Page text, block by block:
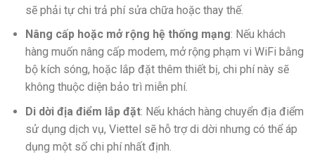
sẽ phải tự chi trả phí sửa chữa hoặc thay thế.
Nâng cấp hoặc mở rộng hệ thống mạng: Nếu khách
hàng muốn nâng cấp modem, mở rộng phạm vi WiFi bằng
bộ kích sóng, hoặc lắp đặt thêm thiết bị, chi phí này sẽ
không thuộc diện bảo trì miễn phí.
Di dời địa điểm lắp đặt: Nếu khách hàng chuyển địa điểm
sử dụng dịch vụ, Viettel sẽ hỗ trợ di dời nhưng có thể áp
dụng một số chi phí nhất định.